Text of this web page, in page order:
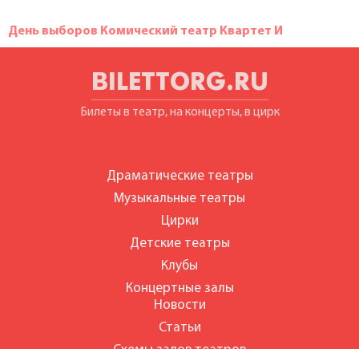
День выборов Комический театр Квартет И
BILETTORG.RU
Билеты в театр, на концерты, в цирк
Драматические театры
Музыкальные театры
Цирки
Детские театры
Клубы
Концертные залы
Новости
Статьи